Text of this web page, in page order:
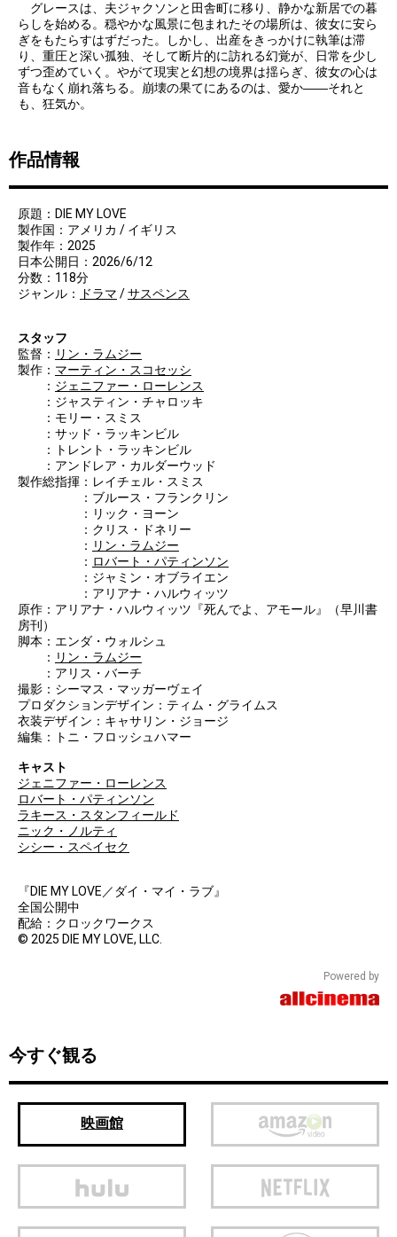
グレースは、夫ジャクソンと田舎町に移り、静かな新居での暮
らしを始める。穏やかな風景に包まれたその場所は、彼女に安ら
ぎをもたらすはずだった。しかし、出産をきっかけに執筆は滞
り、重圧と深い孤独、そして断片的に訪れる幻覚が、日常を少し
ずつ歪めていく。やがて現実と幻想の境界は揺らぎ、彼女の心は
音もなく崩れ落ちる。崩壊の果てにあるのは、愛か――それと
も、狂気か。
作品情報
原題：DIE MY LOVE
製作国：アメリカ / イギリス
製作年：2025
日本公開日：2026/6/12
分数：118分
ジャンル：
ドラマ /サスペンス
スタッフ
監督： リン・ラムジー
製作： マーティン・スコセッシ
： ジェニファー・ローレンス
：ジャスティン・チャロッキ
：モリー・スミス
：サッド・ラッキンビル
：トレント・ラッキンビル
：アンドレア・カルダーウッド
製作総指揮：レイチェル・スミス
：ブルース・フランクリン
：リック・ヨーン
：クリス・ドネリー
： リン・ラムジー
： ロバート・パティンソン
：ジャミン・オブライエン
：アリアナ・ハルウィッツ
原作：アリアナ・ハルウィッツ『死んでよ、アモール』（早川書
房刊）
脚本：エンダ・ウォルシュ
： リン・ラムジー
：アリス・バーチ
撮影：シーマス・マッガーヴェイ
プロダクションデザイン：ティム・グライムス
衣装デザイン：キャサリン・ジョージ
編集：トニ・フロッシュハマー
キャスト
ジェニファー・ローレンス
ロバート・パティンソン
ラキース・スタンフィールド
ニック・ノルティ
シシー・スペイセク
『DIE MY LOVE／ダイ・マイ・ラブ』
全国公開中
配給：クロックワークス
© 2025 DIE MY LOVE, LLC.
Powered by
今すぐ観る
映画館